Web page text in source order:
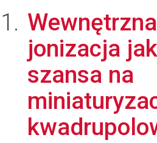
Wewnętrzna
jonizacja
szansa na